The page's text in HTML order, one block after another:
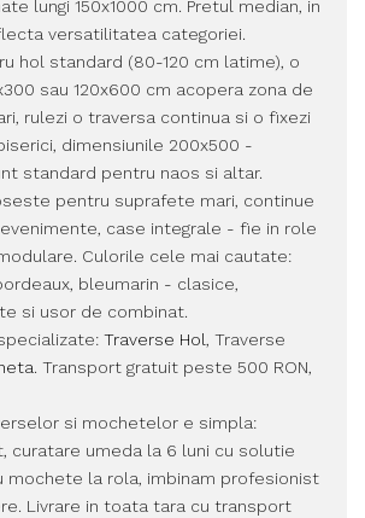
lungi 150x1000 cm. Pretul median, in
versatilitatea categoriei.
hol standard (80-120 cm latime), o
sau 120x600 cm acopera zona de
rulezi o traversa continua si o fixezi
dimensiunile 200x500 -
standard pentru naos si altar.
pentru suprafete mari, continue
case integrale - fie in role
Culorile cele mai cautate:
bleumarin - clasice,
si usor de combinat.
Traverse Hol, Traverse
. Transport gratuit peste 500 RON,
si mochetelor e simpla:
curatare umeda la 6 luni cu solutie
mochete la rola, imbinam profesionist
Livrare in toata tara cu transport